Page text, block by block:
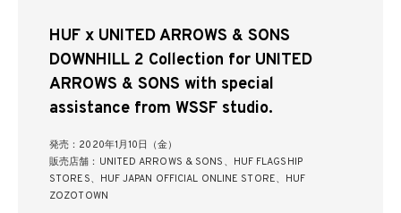
HUF x UNITED ARROWS & SONS
DOWNHILL 2 Collection for UNITED
ARROWS & SONS with special
assistance from WSSF studio.
発売：2020年1月10日（金）
販売店舗：UNITED ARROWS & SONS、HUF FLAGSHIP
STORES、HUF JAPAN OFFICIAL ONLINE STORE、HUF
ZOZOTOWN